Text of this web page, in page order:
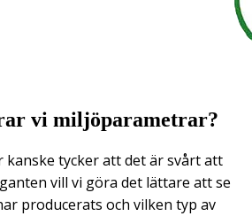
vi miljöparametrar?
kanske tycker att det är svårt att
vill vi göra det lättare att se
producerats och vilken typ av